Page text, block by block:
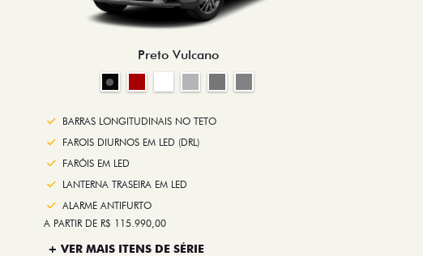
Preto Vulcano
BARRAS LONGITUDINAIS NO TETO
FAROIS DIURNOS EM LED (DRL)
FARÓIS EM LED
LANTERNA TRASEIRA EM LED
ALARME ANTIFURTO
A PARTIR DE R$ 115.990,00
+ VER MAIS ITENS DE SÉRIE